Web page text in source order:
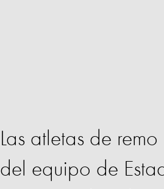
Las atletas de
del equipo de